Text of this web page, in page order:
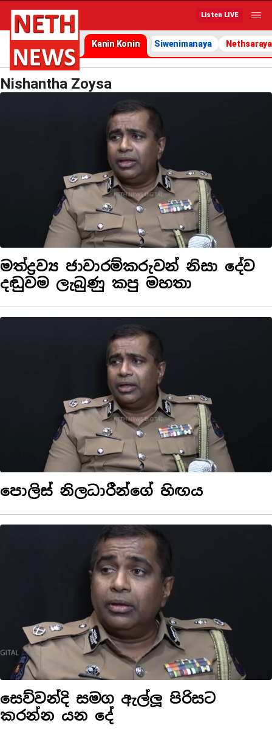
Listen LIVE
Kanin Konin Siwenimanaya Nethsaraya
Nishantha Zoysa
මත්ද්‍රව්‍ය ජාවාරම්කරුවන් නිසා දේව
දඬුවම ලැබුණු කපු මහතා
පොලිස් නිලධාරීන්ගේ හිඟය
සෙව්වන්දි සමග ඇල්ලූ පිරිසට
කරන්න යන දේ